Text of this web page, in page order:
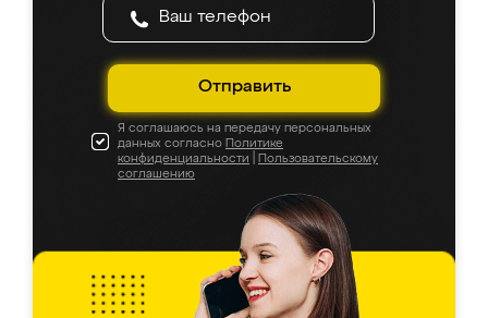
Отправить
Я соглашаюсь на передачу персональных
данных согласно Политике
конфиденциальности
Пользовательскому
соглашению